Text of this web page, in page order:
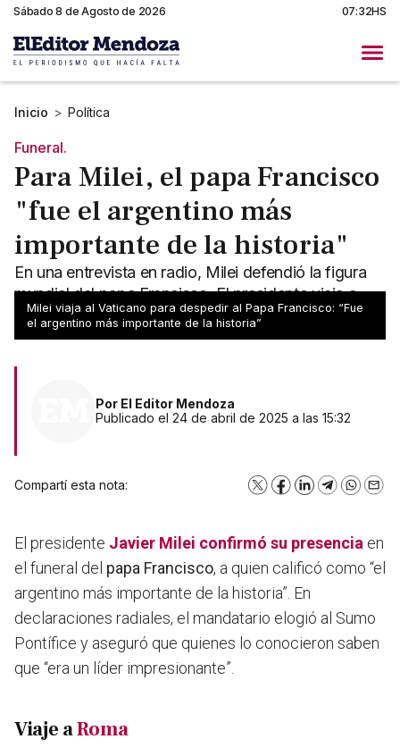
Sábado 8 de Agosto de 2026 07:32HS
Inicio > Política
Funeral.
Para Milei, el papa Francisco
"fue el argentino más
importante de la historia"
En una entrevista en radio, Milei defendió la figura
mundial del papa Francisco. El presidente viaja a
Roma esta noche.
Milei viaja al Vaticano para despedir al Papa Francisco: “Fue
el argentino más importante de la historia”
Por El Editor Mendoza
Publicado el 24 de abril de 2025 a las 15:32
Compartí esta nota: X Facebook
LinkedInTelegram
El presidente Javier Milei confirmó su presencia en
el funeral del papa Francisco, a quien calificó como “el
argentino más importante de la historia”. En
declaraciones radiales, el mandatario elogió al Sumo
Pontífice y aseguró que quienes lo conocieron saben
que “era un líder impresionante”.
Viaje aRoma